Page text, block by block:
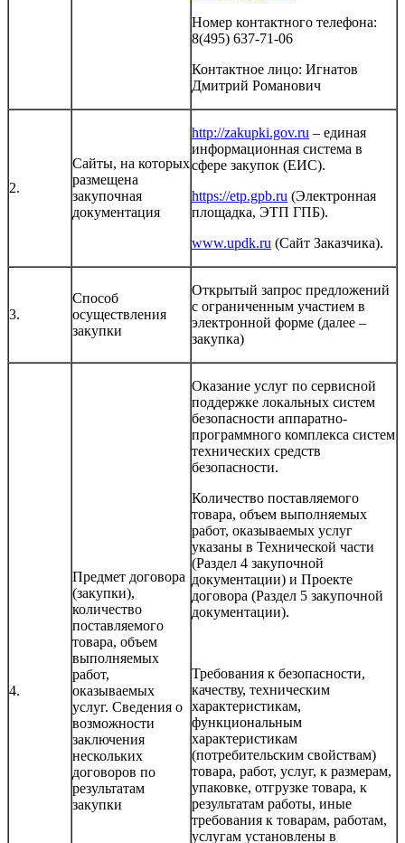
Номер контактного телефона:
8(495) 637-71-06
Контактное лицо: Игнатов
Дмитрий Романович
2.
Сайты, на которых
размещена
закупочная
документация
http://zakupki.gov.ru – единая
информационная система в
сфере закупок (ЕИС).
https://etp.gpb.ru (Электронная
площадка, ЭТП ГПБ).
www.updk.ru (Сайт Заказчика).
3.
Способ
осуществления
закупки
Открытый запрос предложений
с ограниченным участием в
электронной форме (далее –
закупка)
4.
Предмет договора
(закупки),
количество
поставляемого
товара, объем
выполняемых
работ,
оказываемых
услуг. Сведения о
возможности
заключения
нескольких
договоров по
результатам
закупки
Оказание услуг по сервисной
поддержке локальных систем
безопасности аппаратно-
программного комплекса систем
технических средств
безопасности.
Количество поставляемого
товара, объем выполняемых
работ, оказываемых услуг
указаны в Технической части
(Раздел 4 закупочной
документации) и Проекте
договора (Раздел 5 закупочной
документации).
Требования к безопасности,
качеству, техническим
характеристикам,
функциональным
характеристикам
(потребительским свойствам)
товара, работ, услуг, к размерам,
упаковке, отгрузке товара, к
результатам работы, иные
требования к товарам, работам,
услугам установлены в